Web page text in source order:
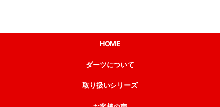
HOME
ダーツについて
取り扱いシリーズ